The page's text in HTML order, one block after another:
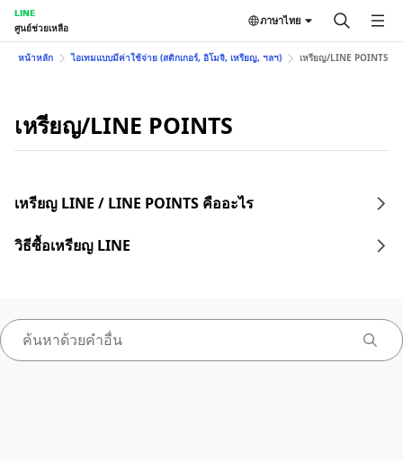
LINE
ศูนย์ช่วยเหลือ
ภาษาไทย
หน้าหลัก ไอเทมแบบมีค่าใช้จ่าย (สติกเกอร์, อิโมจิ, เหรียญ, ฯลฯ) เหรียญ/LINE POINTS
เหรียญ/LINE POINTS
เหรียญ LINE / LINE POINTS คืออะไร
วิธีซื้อเหรียญ LINE